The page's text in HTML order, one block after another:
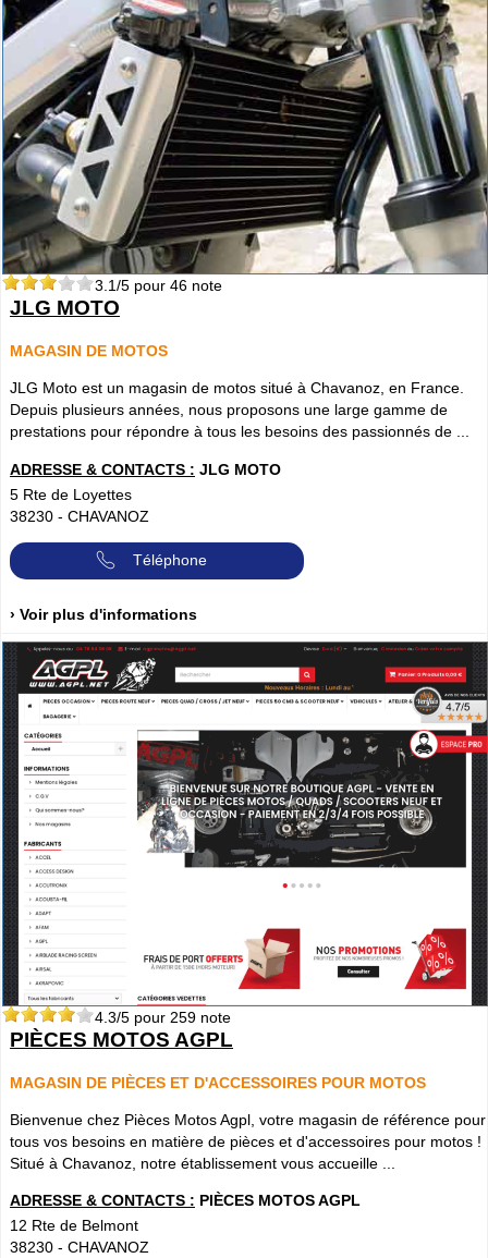
3.1/5 pour 46 note
JLG MOTO
MAGASIN DE MOTOS
JLG Moto est un magasin de motos situé à Chavanoz, en France.
Depuis plusieurs années, nous proposons une large gamme de
prestations pour répondre à tous les besoins des passionnés de ...
ADRESSE & CONTACTS : JLG MOTO
5 Rte de Loyettes
38230 - CHAVANOZ
Téléphone
› Voir plus d'informations
4.3/5 pour 259 note
PIÈCES MOTOS AGPL
MAGASIN DE PIÈCES ET D'ACCESSOIRES POUR MOTOS
Bienvenue chez Pièces Motos Agpl, votre magasin de référence pour
tous vos besoins en matière de pièces et d'accessoires pour motos !
Situé à Chavanoz, notre établissement vous accueille ...
ADRESSE & CONTACTS : PIÈCES MOTOS AGPL
12 Rte de Belmont
38230 - CHAVANOZ